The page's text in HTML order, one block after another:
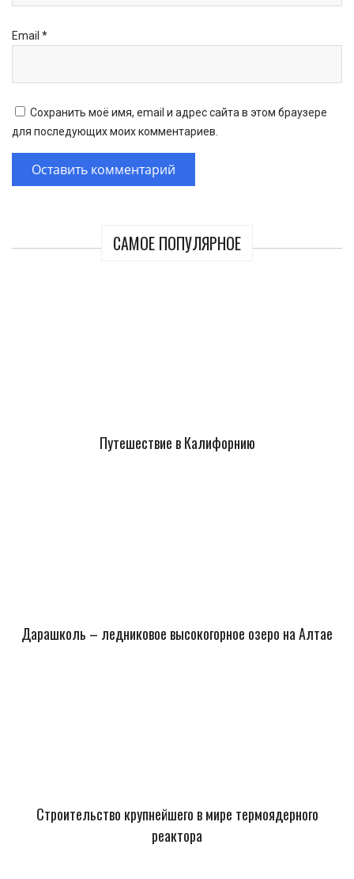
САМОЕ ПОПУЛЯРНОЕ
Путешествие в Калифорнию
Дарашколь – ледниковое высокогорное озеро на Алтае
Строительство крупнейшего в мире термоядерного
реактора
Email *
Сохранить моё имя, email и адрес сайта в этом браузере
для последующих моих комментариев.